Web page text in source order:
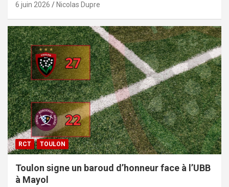
6 juin 2026 Nicolas Dupre
RCT TOULON
Toulon signe un baroud d’honneur face à l’UBB
à Mayol